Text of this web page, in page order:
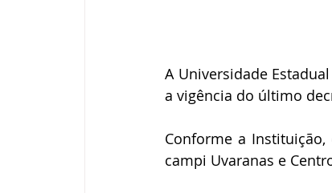
A Universidade
a vigência do último
Conforme a
campi Uvaranas e